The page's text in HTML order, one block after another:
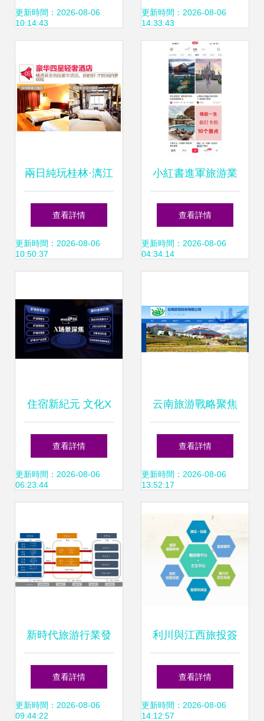
出入境業務，旅游
更新時間：2026-08-06
10:14:43
期，中轉住宿與旅
游體驗的絕佳選擇
更新時間：2026-08-06
14:33:43
兩日純玩桂林·漓江
·陽朔·龍脊三月精
品游 尋訪龍脊瑤
與溶洞奇景
查看詳情
更新時間：2026-08-06
10:50:37
小紅書進軍旅游業
種草之戰，還是差
異化競爭？
查看詳情
更新時間：2026-08-06
04:34:14
住宿新紀元 文化X
旅行的雙重引擎驅
動文旅創新營銷
查看詳情
更新時間：2026-08-06
06:23:44
云南旅游戰略聚焦
轉讓世博園藝，深
耕旅游主業
查看詳情
更新時間：2026-08-06
13:52:17
新時代旅游行業發
展淺析 機遇、挑戰
與業務創新
查看詳情
更新時間：2026-08-06
09:44:22
利川與江西旅投簽
訂戰略合作協議，
共繪文旅融合發展
查看詳情
更新時間：2026-08-06
14:12:57